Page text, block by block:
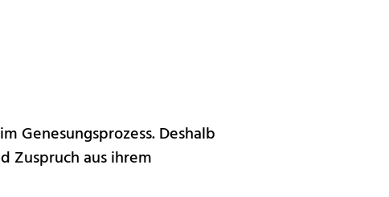
Genesungsprozess. Deshalb
Zuspruch aus ihrem